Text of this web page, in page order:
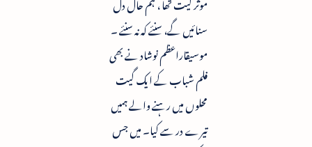
سنائیں گے، سنئے کہ نہ سنئے ۔
موسیقاراعظم نوشاد نے بھی
فلم شباب کے ایک گیت
محلوں میں رہنے والے ہمیں
تیرے در سے کیا۔ میں جس